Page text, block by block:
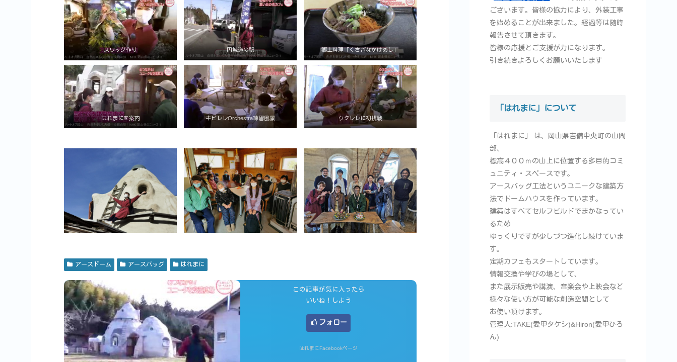
スワッグ作り 円城道の駅 郷土料理「くさぎなかけめし」
はれまにを案内 キビレレOrchestra練習風景 ウクレレに初挑戦
アースドーム アースバッグ はれまに
この記事が気に入ったら
いいね！しよう
フォロー
はれまにFacebookページ
ございます。皆様の協力により、外装工事
を始めることが出来ました。経過等は随時
報告させて頂きます。
皆様の応援とご支援が力になります。
引き続きよろしくお願いいたします
「はれまに」について
「はれまに」 は、岡山県吉備中央町の山間
部、
標高４００ｍの山上に位置する多目的コミ
ュニティ・スペースです。
アースバッグ工法というユニークな建築方
法でドームハウスを作っています。
建築はすべてセルフビルドでまかなってい
るため
ゆっくりですが少しづつ進化し続けていま
す。
定期カフェもスタートしています。
情報交換や学びの場として、
また展示販売や講演、音楽会や上映会など
様々な使い方が可能な創造空間として
お使い頂けます。
管理人:TAKE(愛甲タケシ)&Hiron(愛甲ひろ
ん)